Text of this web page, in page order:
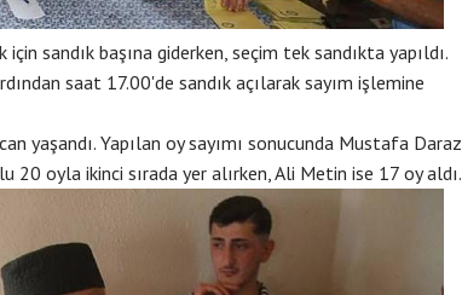
sandık başına giderken, seçim tek sandıkta yapıldı.
saat 17.00'de sandık açılarak sayım işlemine
yaşandı. Yapılan oy sayımı sonucunda Mustafa Daraz
20 oyla ikinci sırada yer alırken, Ali Metin ise 17 oy aldı.